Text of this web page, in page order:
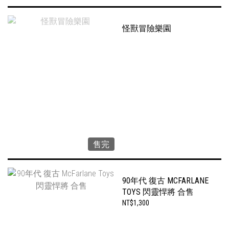
售完
怪獸冒險樂園
90年代 復古 MCFARLANE
TOYS 閃靈悍將 合售
NT$1,300